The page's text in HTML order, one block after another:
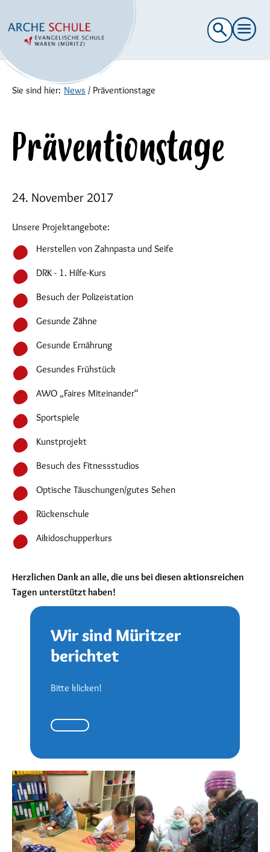
Suche
nach:
Sie sind hier: News / Präventionstage
Präventionstage
24. November 2017
Unsere Projektangebote:
Herstellen von Zahnpasta und Seife
DRK - 1. Hilfe-Kurs
Besuch der Polizeistation
Gesunde Zähne
Gesunde Ernährung
Gesundes Frühstück
AWO „Faires Miteinander“
Sportspiele
Kunstprojekt
Besuch des Fitnessstudios
Optische Täuschungen/gutes Sehen
Rückenschule
Aikidoschupperkurs
Herzlichen Dank an alle, die uns bei diesen aktionsreichen
Tagen unterstützt haben!
Wir sind Müritzer
berichtet
Bitte klicken!